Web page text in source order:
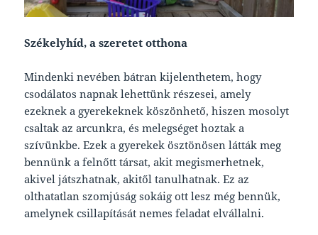
Székelyhíd, a szeretet otthona
Mindenki nevében bátran kijelenthetem, hogy
csodálatos napnak lehettünk részesei, amely
ezeknek a gyerekeknek köszönhető, hiszen mosolyt
csaltak az arcunkra, és melegséget hoztak a
szívünkbe. Ezek a gyerekek ösztönösen látták meg
bennünk a felnőtt társat, akit megismerhetnek,
akivel játszhatnak, akitől tanulhatnak. Ez az
olthatatlan szomjúság sokáig ott lesz még bennük,
amelynek csillapítását nemes feladat elvállalni.